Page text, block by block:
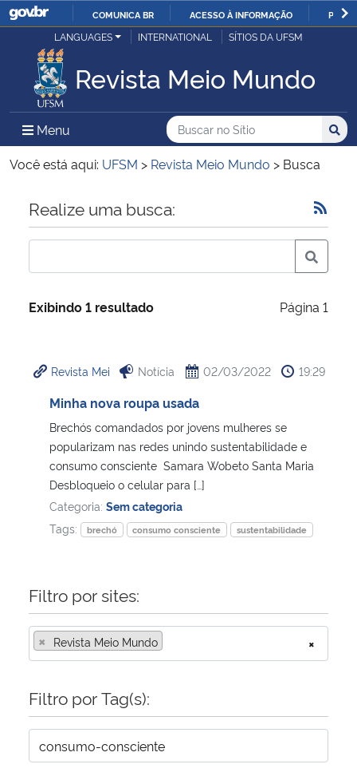
IR
O
COMUNICA BR ACESSO À INFORMAÇÃO
Ministério da Justiça e Segurança Pública
Ministério da Defesa
Ministério das Relações Exteriores
Ministério da Economia
Ministério da Infraestrutura
Ministério da Cidadania
Ministério de Minas e Energia
Ministério do Meio Ambiente
Ministério do Desenvolvimento Regional
Ministério da Mulher, da Família e dos Direitos Humanos
Secretaria-Geral
LANGUAGES INTERNATIONAL SÍTIOS DA UFSM
Revista Meio Mundo
Menu Menu Principal do Sítio
Busca
Buscar no no Sítio
Busca:
Você está aqui: UFSM > Revista Meio Mundo > Busca
Início do conteúdo
Realize uma busca:
Exibindo 1 resultado Página 1
Revista Mei Notícia 02/03/2022 19:29
Minha nova roupa usada
Brechós comandados por jovens mulheres se
popularizam nas redes unindo sustentabilidade e
consumo consciente Samara Wobeto Santa Maria
Desbloqueio o celular para […]
Categoria: Sem categoria
Tags:
brechó consumo consciente sustentabilidade
Filtro por sites:
×
× Revista Meio Mundo
Filtro por Tag(s):